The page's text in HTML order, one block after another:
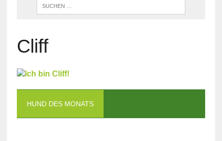
Cliff
HUND DES MONATS